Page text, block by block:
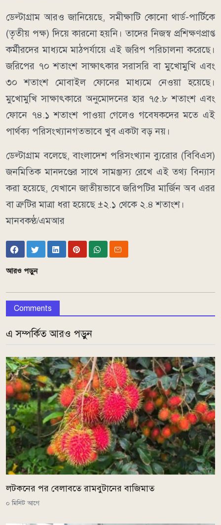
ডেল্টাগ্রাম আরও জানিয়েছে, সমীক্ষাটি কোনো থার্ড-পার্টিকে
(তৃতীয় পক্ষ) দিয়ে কারনো হয়নি। তাদের নিজস্ব প্রশিক্ষণপ্রাপ্ত
কর্মীরদের মাধ্যমে মাঠপর্যায়ে এই জরিপ পরিচালনা করেছে।
জরিপের ৭০ শতাংশ সাক্ষাৎকার সরাসরি বা মুখোমুখি এবং
৩০ শতাংশ মোবাইল ফোনের মাধ্যমে নেওয়া হয়েছে।
মুখোমুখি সাক্ষাৎকারে অনুমোদনের হার ৭৫.৮ শতাংশ এবং
ফোনে ৭৪.১ শতাংশ পাওয়া গেলেও গবেষকদের মতে এই
পার্থক্য পরিসংখ্যানগতভাবে খুব একটা বড় নয়।
ডেল্টাগ্রাম বলেছে, বাংলাদেশ পরিসংখ্যান ব্যুরোর (বিবিএস)
জনমিতিক মানদণ্ডের সাথে সামঞ্জস্য রেখে এই তথ্য বিন্যাস
করা হয়েছে, যেখানে জাতীয়ভাবে জরিপটির মার্জিন অব এরর
বা ত্রুটির মাত্রা ধরা হয়েছে ±২.১ থেকে ২.৪ শতাংশ।
মানবকণ্ঠ/এমআর
আরও পড়ুন
Comments
এ সম্পর্কিত আরও পড়ুন
লটকনের পর বেলাবতে রামবুটানের বাজিমাত
০ মিনিট আগে